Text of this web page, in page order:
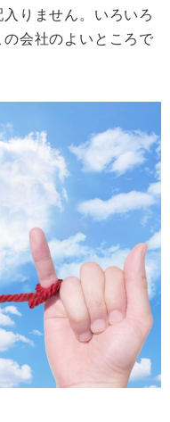
りません。いろいろ
会社のよいところで